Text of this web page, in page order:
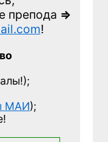
препода =>
!
МАИ);